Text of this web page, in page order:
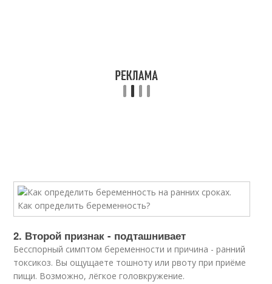
2. Второй признак - подташнивает
Бесспорный симптом беременности и причина - ранний
токсикоз. Вы ощущаете тошноту или рвоту при приёме
пищи. Возможно, лёгкое головкружение.